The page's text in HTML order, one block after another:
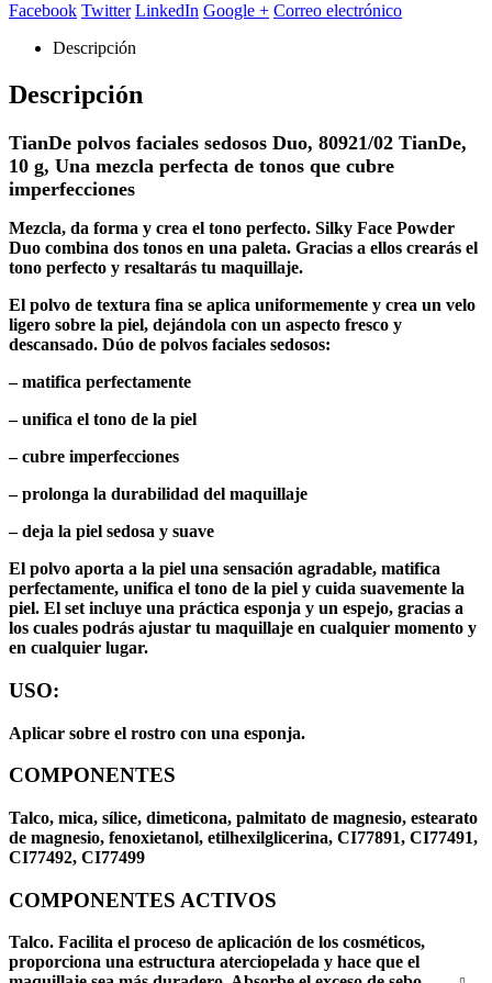
Facebook Twitter LinkedIn Google + Correo electrónico
Descripción
Descripción
TianDe polvos faciales sedosos Duo, 80921/02 TianDe,
10 g, Una mezcla perfecta de tonos que cubre
imperfecciones
Mezcla, da forma y crea el tono perfecto. Silky Face Powder
Duo combina dos tonos en una paleta. Gracias a ellos crearás el
tono perfecto y resaltarás tu maquillaje.
El polvo de textura fina se aplica uniformemente y crea un velo
ligero sobre la piel, dejándola con un aspecto fresco y
descansado. Dúo de polvos faciales sedosos:
– matifica perfectamente
– unifica el tono de la piel
– cubre imperfecciones
– prolonga la durabilidad del maquillaje
– deja la piel sedosa y suave
El polvo aporta a la piel una sensación agradable, matifica
perfectamente, unifica el tono de la piel y cuida suavemente la
piel. El set incluye una práctica esponja y un espejo, gracias a
los cuales podrás ajustar tu maquillaje en cualquier momento y
en cualquier lugar.
USO:
Aplicar sobre el rostro con una esponja.
COMPONENTES
Talco, mica, sílice, dimeticona, palmitato de magnesio, estearato
de magnesio, fenoxietanol, etilhexilglicerina, CI77891, CI77491,
CI77492, CI77499
COMPONENTES ACTIVOS
Talco. Facilita el proceso de aplicación de los cosméticos,
proporciona una estructura aterciopelada y hace que el